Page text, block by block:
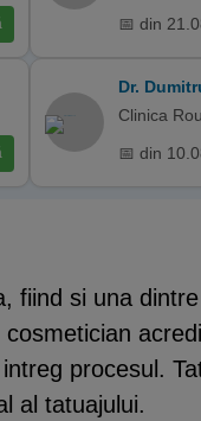
📅 din
Dr.
Clinica
📅 din
fiind si una
procesul.
al tatuajului.